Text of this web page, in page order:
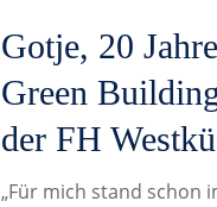
Gotje, 20
Green
der FH
„Für mich stand schon